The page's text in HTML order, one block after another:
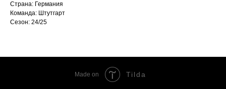
Страна: Германия
Команда: Штутгарт
Сезон: 24/25
Made on Tilda